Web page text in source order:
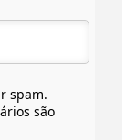
spam.
são